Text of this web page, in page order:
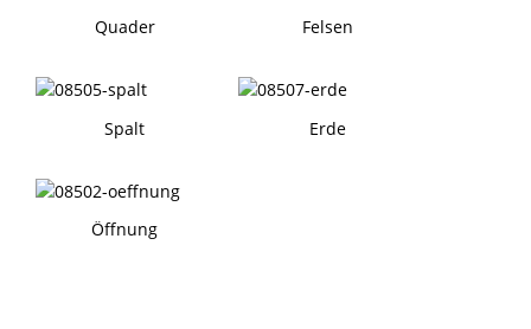
Quader Felsen
Spalt Erde
Öffnung